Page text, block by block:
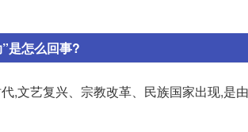
是怎么回事?
,文艺复兴、宗教改革、民族国家出现,是